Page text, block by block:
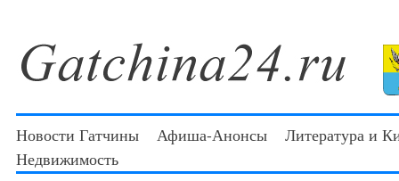
Новости Гатчины Афиша-Анонсы
Литература и
Недвижимость